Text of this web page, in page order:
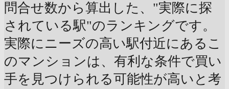
問合せ数から算出した、"実際に探
されている駅"のランキングです。
実際にニーズの高い駅付近にあるこ
のマンションは、有利な条件で買い
手を見つけられる可能性が高いと考